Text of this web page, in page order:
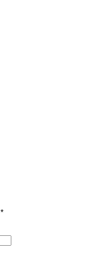
*Obligatoriskt